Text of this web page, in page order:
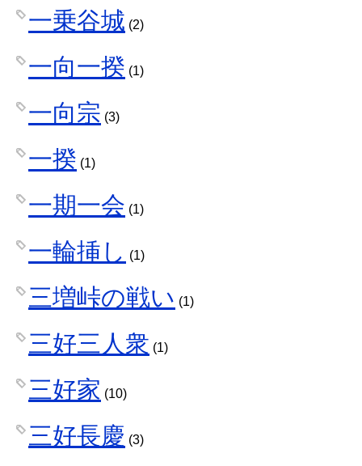
一乗谷城 (2)
一向一揆 (1)
一向宗 (3)
一揆 (1)
一期一会 (1)
一輪挿し (1)
三増峠の戦い (1)
三好三人衆 (1)
三好家 (10)
三好長慶 (3)